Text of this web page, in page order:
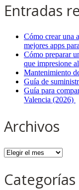
Entradas
Cómo crear una
mejores apps
Cómo preparar
que impresione
Mantenimiento
Guía de
Guía para
Valencia (2026)
Archivos
Archivos
Categorías